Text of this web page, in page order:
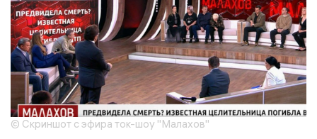
© Скриншот с эфира ток-шоу "Малахов"